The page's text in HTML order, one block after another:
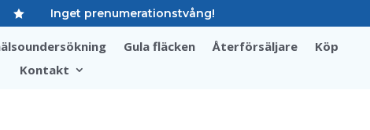
 Inget prenumerationstvång!
Gula fläcken Återförsäljare
Köp
Kontakt